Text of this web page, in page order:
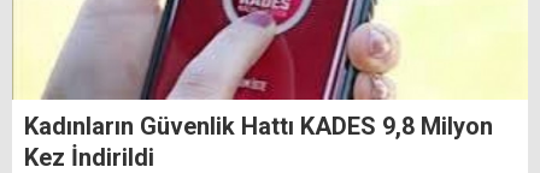
Kadınların Güvenlik Hattı KADES 9,8 Milyon
Kez İndirildi